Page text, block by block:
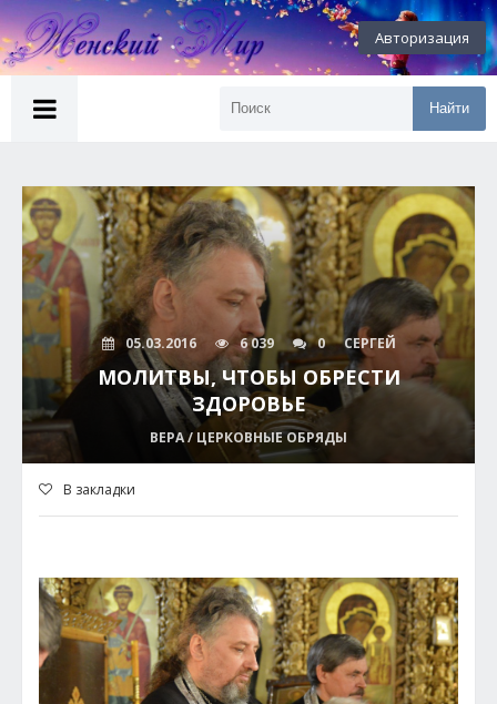
Авторизация
Найти
05.03.2016 6 039 0 СЕРГЕЙ
МОЛИТВЫ, ЧТОБЫ ОБРЕСТИ
ЗДОРОВЬЕ
ВЕРА / ЦЕРКОВНЫЕ ОБРЯДЫ
В закладки